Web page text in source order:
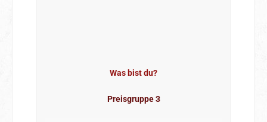
Was bist du?
Preisgruppe 3